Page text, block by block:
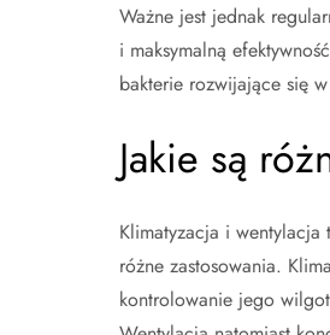
Ważne jest jednak
i maksymalną
bakterie rozwijające się
Jakie są
Klimatyzacja i wentylacja
różne zastosowania.
kontrolowanie jego